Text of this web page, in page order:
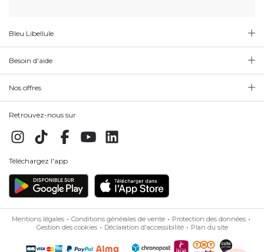
Bleu Libellule
Besoin d'aide
Nos offres
Retrouvez-nous sur
Téléchargez l'app
Mentions légales Conditions générales de vente
Protection des données
Gestion des cookies
Déclaration d'accessibilité Plan du site